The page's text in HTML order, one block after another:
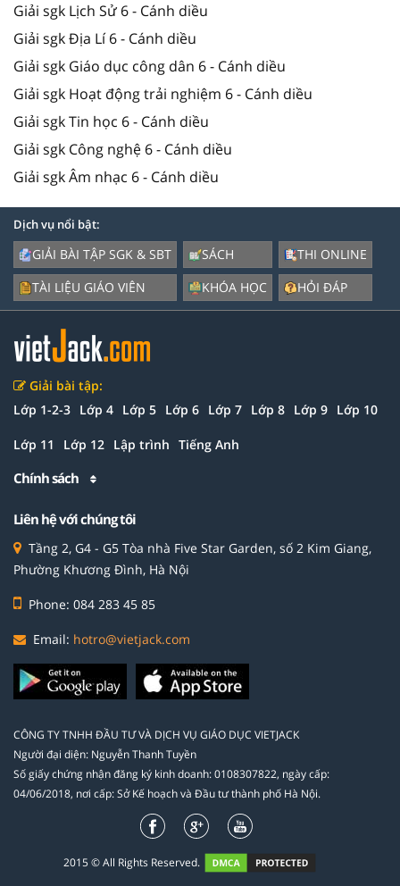
Giải sgk Lịch Sử 6 - Cánh diều
Giải sgk Địa Lí 6 - Cánh diều
Giải sgk Giáo dục công dân 6 - Cánh diều
Giải sgk Hoạt động trải nghiệm 6 - Cánh diều
Giải sgk Tin học 6 - Cánh diều
Giải sgk Công nghệ 6 - Cánh diều
Giải sgk Âm nhạc 6 - Cánh diều
Dịch vụ nổi bật:
GIẢI BÀI TẬP SGK & SBT
TÀI LIỆU GIÁO VIÊN
SÁCH
KHÓA HỌC
THI ONLINE
HỎI ĐÁP
Giải bài tập:
Lớp 1-2-3 Lớp 4 Lớp 5 Lớp 6 Lớp 7 Lớp 8 Lớp 9 Lớp 10
Lớp 11 Lớp 12 Lập trình Tiếng Anh
Chính sách
Liên hệ với chúng tôi
Tầng 2, G4 - G5 Tòa nhà Five Star Garden, số 2 Kim Giang,
Phường Khương Đình, Hà Nội
Phone: 084 283 45 85
Email: hotro@vietjack.com
CÔNG TY TNHH ĐẦU TƯ VÀ DỊCH VỤ GIÁO DỤC VIETJACK
Người đại diện: Nguyễn Thanh Tuyền
Số giấy chứng nhận đăng ký kinh doanh: 0108307822, ngày cấp:
04/06/2018, nơi cấp: Sở Kế hoạch và Đầu tư thành phố Hà Nội.
2015 © All Rights Reserved.